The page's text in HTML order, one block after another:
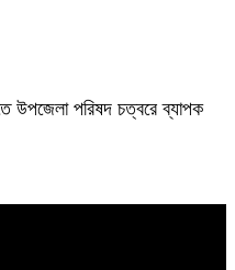
উপজেলা পরিষদ চত্বরে ব্যাপক